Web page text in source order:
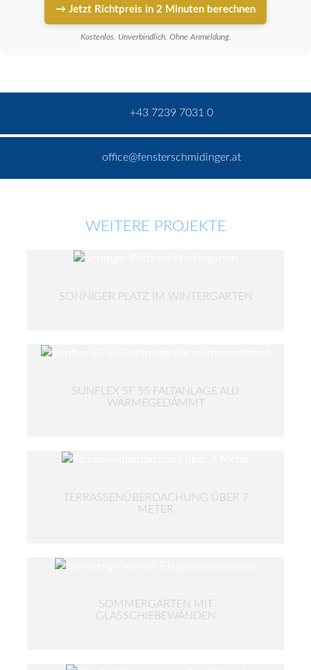
→ Jetzt Richtpreis in 2 Minuten berechnen
Kostenlos. Unverbindlich. Ohne Anmeldung.
+43 7239 7031 0
office@fensterschmidinger.at
WEITERE PROJEKTE
SONNIGER PLATZ IM WINTERGARTEN
SUNFLEX SF 55 FALTANLAGE ALU
WÄRMEGEDÄMMT
TERRASSENÜBERDACHUNG ÜBER 7
METER
SOMMERGARTEN MIT
GLASSCHIEBEWÄNDEN